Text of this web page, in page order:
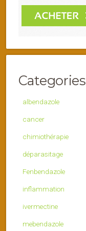
Categories
albendazole
cancer
chimiothérapie
déparasitage
Fenbendazole
inflammation
ivermectine
mebendazole